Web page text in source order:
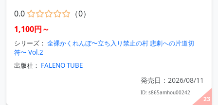
23
0.0
（0）
1,100円～
シリーズ： 全裸かくれんぼ〜立ち入り禁止の村 悲劇への片道切
符〜 Vol.2
出版社： FALENO TUBE
発売日：2026/08/11
ID: s865amhou00242